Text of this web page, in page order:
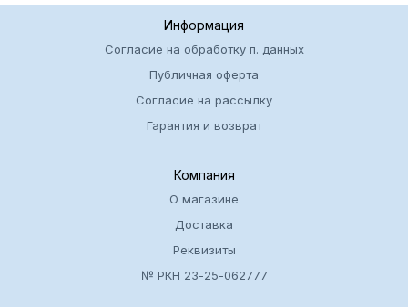
<li>экологичность;</li>
<li>устойчивость к воздействию влаги,
грызунов, плесени.</li>
Информация
Согласие на обработку п. данных
Публичная оферта
Согласие на рассылку
Гарантия и возврат
Компания
О магазине
Доставка
Реквизиты
№ РКН 23-25-062777